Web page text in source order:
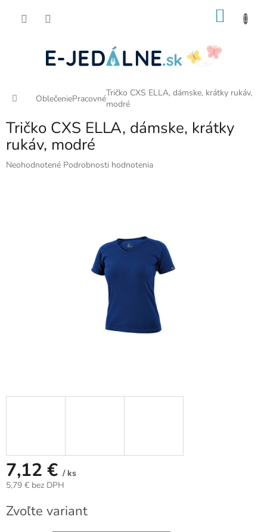
Domov
OblečeniePracovnéTričko CXS ELLA, dámske, krátky rukáv,
modré
Tričko CXS ELLA, dámske, krátky
rukáv, modré
Priemerné
Neohodnotené Podrobnosti hodnotenia
7,12 € / ks
5,79 € bez DPH
cena:
Zvoľte variant